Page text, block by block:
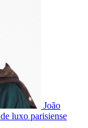
João
luxo parisiense